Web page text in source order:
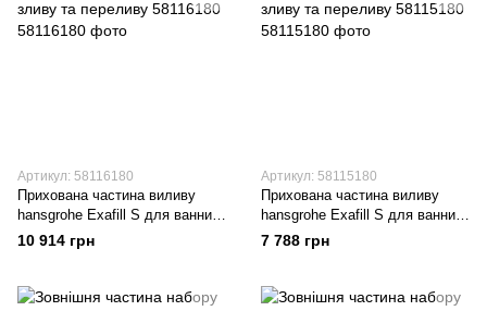
Артикул: 58116180
Прихована частина виливу
hansgrohe Exafill S для ванни,
з набором для зливу та
переливу 58116180
10 914 грн
Артикул: 58115180
Прихована частина виливу
hansgrohe Exafill S для ванни,
з набором для зливу та
переливу 58115180
7 788 грн